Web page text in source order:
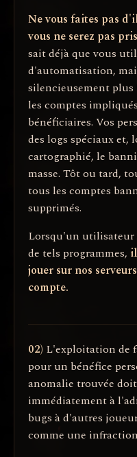
Ne vous faites pas
vous ne serez pas
sait déjà que vous
d'automatisation,
silencieusement
les comptes
bénéficiaires. Vos
des logs spéciaux et,
cartographié, le
masse. Tôt ou tard,
tous les comptes
supprimés.
Lorsqu'un
de tels programmes,
jouer sur nos
compte.
02) L'exploitation de
pour un bénéfice
anomalie trouvée
immédiatement à
bugs à d'autres
comme une